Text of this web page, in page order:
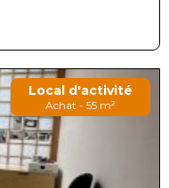
Local d'activité
Achat - 55 m²